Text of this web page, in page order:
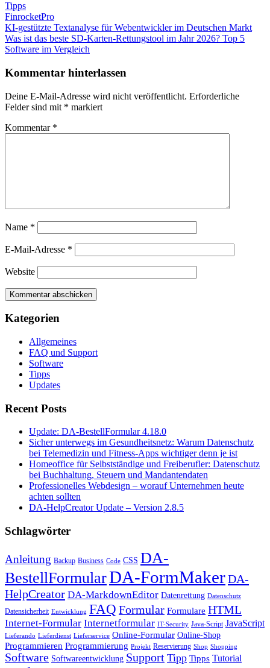
Tipps
FinrocketPro
Beitragsnavigation
Vorheriger
Beitrag:
KI-gestützte Textanalyse für Webentwickler im Deutschen Markt
Nächster
Beitrag:
Was ist das beste SD-Karten-Rettungstool im Jahr 2026? Top 5
Software im Vergleich
Kommentar hinterlassen
Deine E-Mail-Adresse wird nicht veröffentlicht. Erforderliche
Felder sind mit * markiert
Kommentar *
Name *
E-Mail-Adresse *
Website
Kategorien
Allgemeines
FAQ und Support
Software
Tipps
Updates
Recent Posts
Update: DA-BestellFormular 4.18.0
Sicher unterwegs im Gesundheitsnetz: Warum Datenschutz
bei Telemedizin und Fitness-Apps wichtiger denn je ist
Homeoffice für Selbstständige und Freiberufler: Datenschutz
bei Buchhaltung, Steuern und Mandantendaten
Professionelles Webdesign – worauf Unternehmen heute
achten sollten
DA-HelpCreator Update – Version 2.8.5
Schlagwörter
Anleitung Backup Business Code CSS DA-
BestellFormularDA-FormMakerDA-
HelpCreator DA-MarkdownEditor Datenrettung Datenschutz
Datensicherheit Entwicklung FAQ Formular Formulare HTML
Internet-Formular Internetformular IT-Security Java-Script JavaScript
Lieferando Lieferdienst Lieferservice Online-Formular Online-Shop
Programmieren Programmierung Projekt Reservierung Shop Shopping
Software Softwareentwicklung Support Tipp Tipps Tutorial